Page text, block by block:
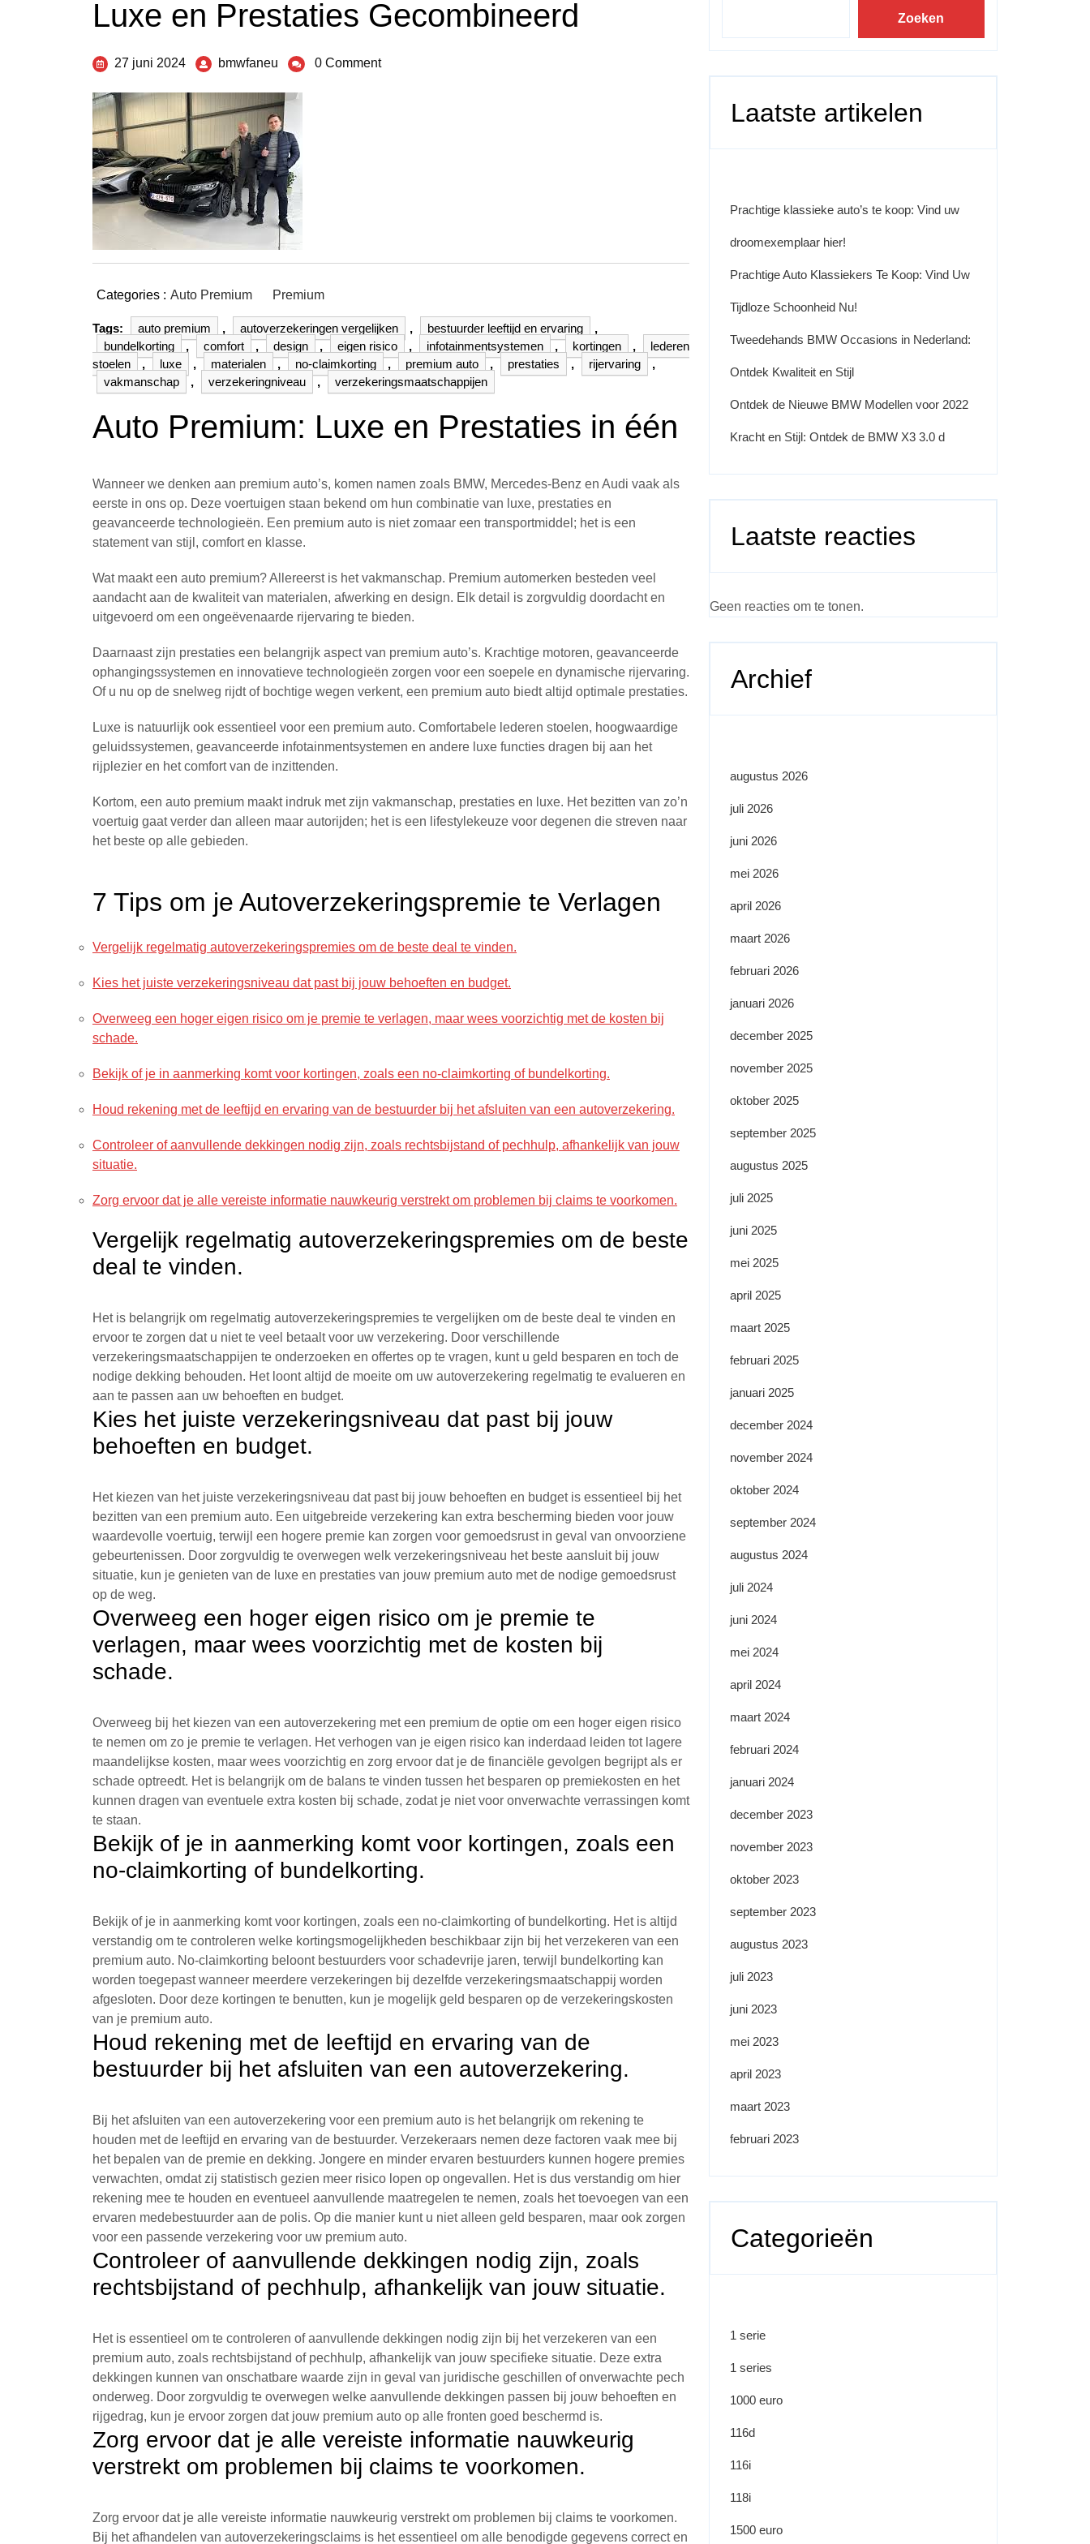
Luxe en Prestaties Gecombineerd
27 juni 2024 bmwfaneu 0 Comment
Categories : Auto Premium Premium
Tags: auto premium , autoverzekeringen vergelijken , bestuurder leeftijd en ervaring
,
bundelkorting
, comfort , design , eigen risico , infotainmentsystemen , kortingen ,
lederen
stoelen
, luxe , materialen , no-claimkorting , premium auto , prestaties , rijervaring
,
vakmanschap
, verzekeringniveau , verzekeringsmaatschappijen
Auto Premium: Luxe en Prestaties in één
Wanneer we denken aan premium auto’s, komen namen zoals BMW, Mercedes-Benz en Audi vaak als
eerste in ons op. Deze voertuigen staan bekend om hun combinatie van luxe, prestaties en
geavanceerde technologieën. Een premium auto is niet zomaar een transportmiddel; het is een
statement van stijl, comfort en klasse.
Wat maakt een auto premium? Allereerst is het vakmanschap. Premium automerken besteden veel
aandacht aan de kwaliteit van materialen, afwerking en design. Elk detail is zorgvuldig doordacht en
uitgevoerd om een ongeëvenaarde rijervaring te bieden.
Daarnaast zijn prestaties een belangrijk aspect van premium auto’s. Krachtige motoren, geavanceerde
ophangingssystemen en innovatieve technologieën zorgen voor een soepele en dynamische rijervaring.
Of u nu op de snelweg rijdt of bochtige wegen verkent, een premium auto biedt altijd optimale prestaties.
Luxe is natuurlijk ook essentieel voor een premium auto. Comfortabele lederen stoelen, hoogwaardige
geluidssystemen, geavanceerde infotainmentsystemen en andere luxe functies dragen bij aan het
rijplezier en het comfort van de inzittenden.
Kortom, een auto premium maakt indruk met zijn vakmanschap, prestaties en luxe. Het bezitten van zo’n
voertuig gaat verder dan alleen maar autorijden; het is een lifestylekeuze voor degenen die streven naar
het beste op alle gebieden.
7 Tips om je Autoverzekeringspremie te Verlagen
Vergelijk regelmatig autoverzekeringspremies om de beste deal te vinden.
Kies het juiste verzekeringsniveau dat past bij jouw behoeften en budget.
Overweeg een hoger eigen risico om je premie te verlagen, maar wees voorzichtig met de kosten bij
schade.
Bekijk of je in aanmerking komt voor kortingen, zoals een no-claimkorting of bundelkorting.
Houd rekening met de leeftijd en ervaring van de bestuurder bij het afsluiten van een autoverzekering.
Controleer of aanvullende dekkingen nodig zijn, zoals rechtsbijstand of pechhulp, afhankelijk van jouw
situatie.
Zorg ervoor dat je alle vereiste informatie nauwkeurig verstrekt om problemen bij claims te voorkomen.
Vergelijk regelmatig autoverzekeringspremies om de beste
deal te vinden.
Het is belangrijk om regelmatig autoverzekeringspremies te vergelijken om de beste deal te vinden en
ervoor te zorgen dat u niet te veel betaalt voor uw verzekering. Door verschillende
verzekeringsmaatschappijen te onderzoeken en offertes op te vragen, kunt u geld besparen en toch de
nodige dekking behouden. Het loont altijd de moeite om uw autoverzekering regelmatig te evalueren en
aan te passen aan uw behoeften en budget.
Kies het juiste verzekeringsniveau dat past bij jouw
behoeften en budget.
Het kiezen van het juiste verzekeringsniveau dat past bij jouw behoeften en budget is essentieel bij het
bezitten van een premium auto. Een uitgebreide verzekering kan extra bescherming bieden voor jouw
waardevolle voertuig, terwijl een hogere premie kan zorgen voor gemoedsrust in geval van onvoorziene
gebeurtenissen. Door zorgvuldig te overwegen welk verzekeringsniveau het beste aansluit bij jouw
situatie, kun je genieten van de luxe en prestaties van jouw premium auto met de nodige gemoedsrust
op de weg.
Overweeg een hoger eigen risico om je premie te
verlagen, maar wees voorzichtig met de kosten bij
schade.
Overweeg bij het kiezen van een autoverzekering met een premium de optie om een hoger eigen risico
te nemen om zo je premie te verlagen. Het verhogen van je eigen risico kan inderdaad leiden tot lagere
maandelijkse kosten, maar wees voorzichtig en zorg ervoor dat je de financiële gevolgen begrijpt als er
schade optreedt. Het is belangrijk om de balans te vinden tussen het besparen op premiekosten en het
kunnen dragen van eventuele extra kosten bij schade, zodat je niet voor onverwachte verrassingen komt
te staan.
Bekijk of je in aanmerking komt voor kortingen, zoals een
no-claimkorting of bundelkorting.
Bekijk of je in aanmerking komt voor kortingen, zoals een no-claimkorting of bundelkorting. Het is altijd
verstandig om te controleren welke kortingsmogelijkheden beschikbaar zijn bij het verzekeren van een
premium auto. No-claimkorting beloont bestuurders voor schadevrije jaren, terwijl bundelkorting kan
worden toegepast wanneer meerdere verzekeringen bij dezelfde verzekeringsmaatschappij worden
afgesloten. Door deze kortingen te benutten, kun je mogelijk geld besparen op de verzekeringskosten
van je premium auto.
Houd rekening met de leeftijd en ervaring van de
bestuurder bij het afsluiten van een autoverzekering.
Bij het afsluiten van een autoverzekering voor een premium auto is het belangrijk om rekening te
houden met de leeftijd en ervaring van de bestuurder. Verzekeraars nemen deze factoren vaak mee bij
het bepalen van de premie en dekking. Jongere en minder ervaren bestuurders kunnen hogere premies
verwachten, omdat zij statistisch gezien meer risico lopen op ongevallen. Het is dus verstandig om hier
rekening mee te houden en eventueel aanvullende maatregelen te nemen, zoals het toevoegen van een
ervaren medebestuurder aan de polis. Op die manier kunt u niet alleen geld besparen, maar ook zorgen
voor een passende verzekering voor uw premium auto.
Controleer of aanvullende dekkingen nodig zijn, zoals
rechtsbijstand of pechhulp, afhankelijk van jouw situatie.
Het is essentieel om te controleren of aanvullende dekkingen nodig zijn bij het verzekeren van een
premium auto, zoals rechtsbijstand of pechhulp, afhankelijk van jouw specifieke situatie. Deze extra
dekkingen kunnen van onschatbare waarde zijn in geval van juridische geschillen of onverwachte pech
onderweg. Door zorgvuldig te overwegen welke aanvullende dekkingen passen bij jouw behoeften en
rijgedrag, kun je ervoor zorgen dat jouw premium auto op alle fronten goed beschermd is.
Zorg ervoor dat je alle vereiste informatie nauwkeurig
verstrekt om problemen bij claims te voorkomen.
Zorg ervoor dat je alle vereiste informatie nauwkeurig verstrekt om problemen bij claims te voorkomen.
Bij het afhandelen van autoverzekeringsclaims is het essentieel om alle benodigde gegevens correct en
Zoeken
Laatste artikelen
Prachtige klassieke auto’s te koop: Vind uw
droomexemplaar hier!
Prachtige Auto Klassiekers Te Koop: Vind Uw
Tijdloze Schoonheid Nu!
Tweedehands BMW Occasions in Nederland:
Ontdek Kwaliteit en Stijl
Ontdek de Nieuwe BMW Modellen voor 2022
Kracht en Stijl: Ontdek de BMW X3 3.0 d
Laatste reacties
Geen reacties om te tonen.
Archief
augustus 2026
juli 2026
juni 2026
mei 2026
april 2026
maart 2026
februari 2026
januari 2026
december 2025
november 2025
oktober 2025
september 2025
augustus 2025
juli 2025
juni 2025
mei 2025
april 2025
maart 2025
februari 2025
januari 2025
december 2024
november 2024
oktober 2024
september 2024
augustus 2024
juli 2024
juni 2024
mei 2024
april 2024
maart 2024
februari 2024
januari 2024
december 2023
november 2023
oktober 2023
september 2023
augustus 2023
juli 2023
juni 2023
mei 2023
april 2023
maart 2023
februari 2023
Categorieën
1 serie
1 series
1000 euro
116d
116i
118i
1500 euro